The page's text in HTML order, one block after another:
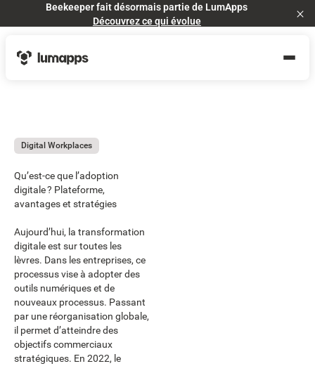
Beekeeper fait désormais partie de LumApps
Découvrez ce qui évolue
Digital Workplaces
Qu’est-ce que l’adoption
digitale ? Plateforme,
avantages et stratégies
Aujourd’hui, la transformation
digitale est sur toutes les
lèvres. Dans les entreprises, ce
processus vise à adopter des
outils numériques et de
nouveaux processus. Passant
par une réorganisation globale,
il permet d’atteindre des
objectifs commerciaux
stratégiques. En 2022, le